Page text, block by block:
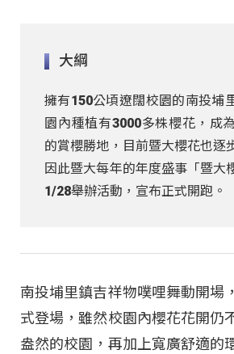
大綱
擁有150公頃遼闊校園的南投埔
園內種植有3000多株櫻花，成
的賞櫻勝地，目前暨大櫻花也逐
因此暨大每年的年度盛事「暨大
1/28舉辦活動，宣布正式開跑。
南投埔里鎮吉祥物噗哩舞動開場
式登場，雖然校園內櫻花花開仍
盎然的校園，再加上寬廣舒適的